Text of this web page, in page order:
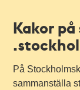
Kakor
På
sammanställa